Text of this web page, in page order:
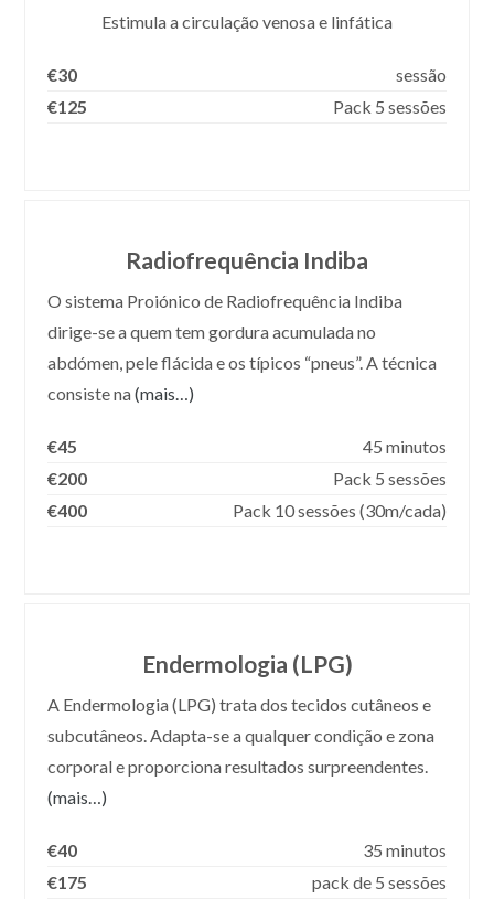
Estimula a circulação venosa e linfática
€30
sessão
€125
Pack 5 sessões
Radiofrequência Indiba
O sistema Proiónico de Radiofrequência Indiba
dirige-se a quem tem gordura acumulada no
abdómen, pele flácida e os típicos “pneus”. A técnica
consiste na(mais…)
€45
45 minutos
€200
Pack 5 sessões
€400
Pack 10 sessões (30m/cada)
Endermologia (LPG)
A Endermologia (LPG) trata dos tecidos cutâneos e
subcutâneos. Adapta-se a qualquer condição e zona
corporal e proporciona resultados surpreendentes.
(mais…)
€40
35 minutos
€175
pack de 5 sessões